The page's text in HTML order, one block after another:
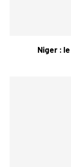
Niger :